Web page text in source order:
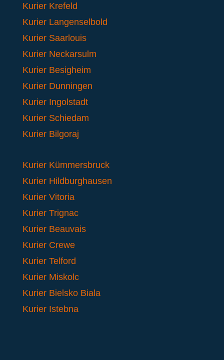
Kurier Krefeld
Kurier Langenselbold
Kurier Saarlouis
Kurier Neckarsulm
Kurier Besigheim
Kurier Dunningen
Kurier Ingolstadt
Kurier Schiedam
Kurier Bilgoraj
Kurier Kümmersbruck
Kurier Hildburghausen
Kurier Vitoria
Kurier Trignac
Kurier Beauvais
Kurier Crewe
Kurier Telford
Kurier Miskolc
Kurier Bielsko Biala
Kurier Istebna